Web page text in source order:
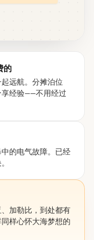
的
远航。分摊泊位
享经验——不用经过
的电气故障。已经
加勒比，到处都有
样心怀大海梦想的